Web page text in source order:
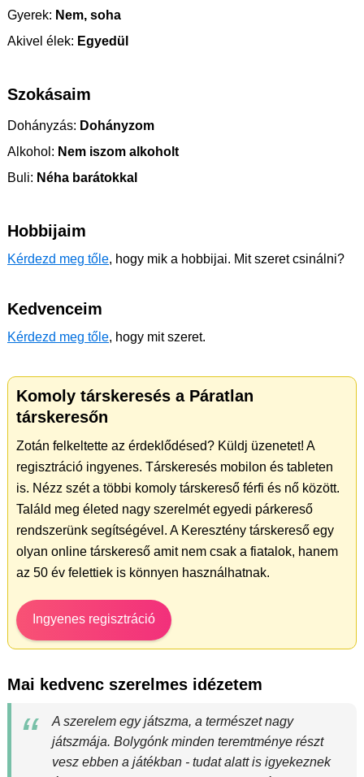
Gyerek: Nem, soha
Akivel élek: Egyedül
Szokásaim
Dohányzás: Dohányzom
Alkohol: Nem iszom alkoholt
Buli: Néha barátokkal
Hobbijaim
Kérdezd meg tőle, hogy mik a hobbijai. Mit szeret csinálni?
Kedvenceim
Kérdezd meg tőle, hogy mit szeret.
Komoly társkeresés a Páratlan
társkeresőn
Zotán felkeltette az érdeklődésed? Küldj üzenetet! A
regisztráció ingyenes. Társkeresés mobilon és tableten
is. Nézz szét a többi komoly társkereső férfi és nő között.
Találd meg életed nagy szerelmét egyedi párkereső
rendszerünk segítségével. A Keresztény társkereső egy
olyan online társkereső amit nem csak a fiatalok, hanem
az 50 év felettiek is könnyen használhatnak.
Ingyenes regisztráció
Mai kedvenc szerelmes idézetem
A szerelem egy játszma, a természet nagy
játszmája. Bolygónk minden teremtménye részt
vesz ebben a játékban - tudat alatt is igyekeznek